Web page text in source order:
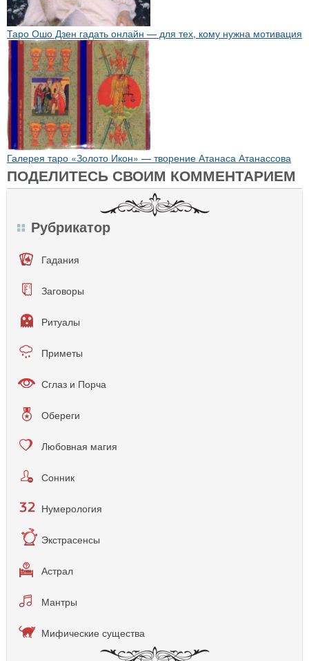
Таро Ошо Дзен гадать онлайн — для тех, кому нужна мотивация
Галерея таро «Золото Икон» — творение Атанаса Атанассова
ПОДЕЛИТЕСЬ СВОИМ КОММЕНТАРИЕМ
Рубрикатор
Гадания
Заговоры
Ритуалы
Приметы
Сглаз и Порча
Обереги
Любовная магия
Сонник
Нумерология
Экстрасенсы
Астрал
Мантры
Мифические существа